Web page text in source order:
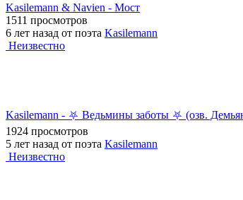
Kasilemann & Navien - Мост
1511 просмотров
6 лет назад от поэта Kasilemann
Неизвестно
Kasilemann - ⛧ Ведьмины заботы ⛧ (озв.
1924 просмотров
5 лет назад от поэта Kasilemann
Неизвестно